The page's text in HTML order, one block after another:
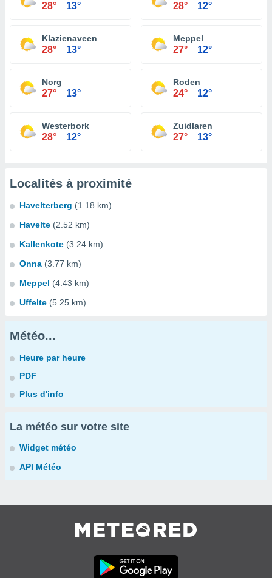
28° 13° 28° 12°
Klazienaveen
28° 13°
Meppel
27° 12°
Norg
27° 13°
Roden
24° 12°
Westerbork
28° 12°
Zuidlaren
27° 13°
Localités à proximité
Havelterberg (1.18 km)
Havelte (2.52 km)
Kallenkote (3.24 km)
Onna (3.77 km)
Meppel (4.43 km)
Uffelte (5.25 km)
Météo...
Heure par heure
PDF
Plus d'info
La météo sur votre site
Widget météo
API Météo